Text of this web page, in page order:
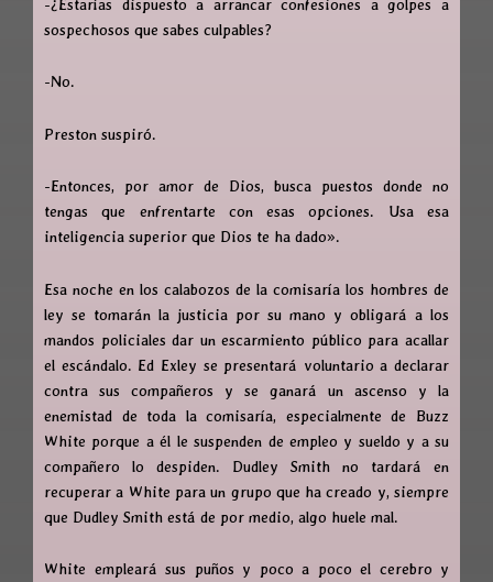
-¿Estarías dispuesto a arrancar confesiones a golpes a
sospechosos que sabes culpables?
-No.
Preston suspiró.
-Entonces, por amor de Dios, busca puestos donde no
tengas que enfrentarte con esas opciones. Usa esa
inteligencia superior que Dios te ha dado».
Esa noche en los calabozos de la comisaría los hombres de
ley se tomarán la justicia por su mano y obligará a los
mandos policiales dar un escarmiento público para acallar
el escándalo. Ed Exley se presentará voluntario a declarar
contra sus compañeros y se ganará un ascenso y la
enemistad de toda la comisaría, especialmente de Buzz
White porque a él le suspenden de empleo y sueldo y a su
compañero lo despiden. Dudley Smith no tardará en
recuperar a White para un grupo que ha creado y, siempre
que Dudley Smith está de por medio, algo huele mal.
White empleará sus puños y poco a poco el cerebro y